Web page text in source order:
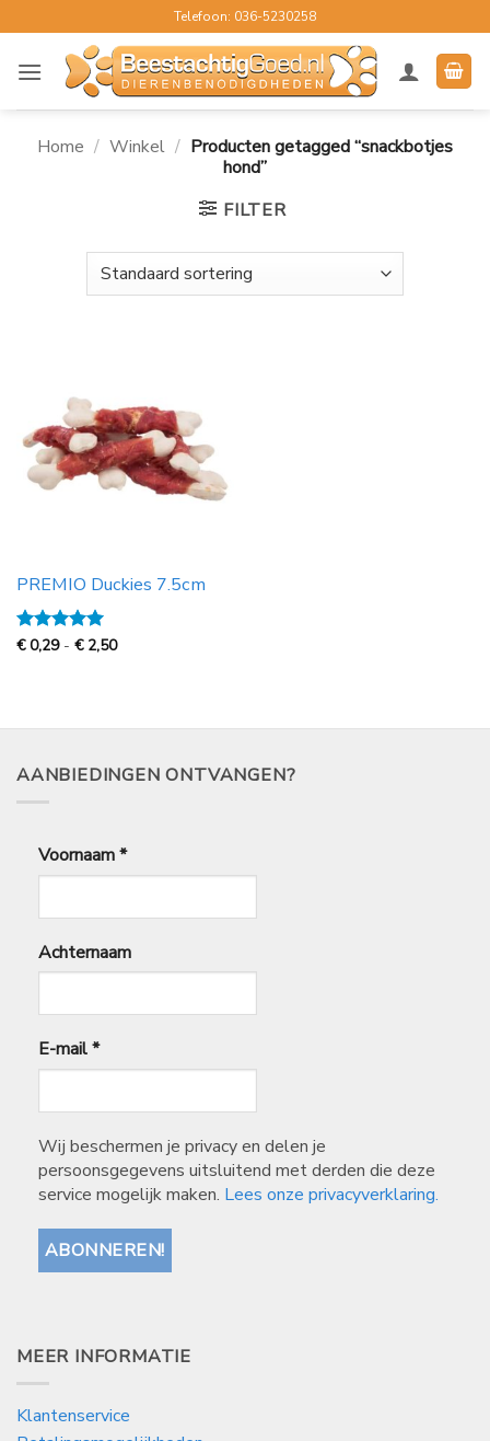
naar
inhoud
Telefoon: 036-5230258
Home / Winkel / Producten getagged “snackbotjes
hond”
FILTER
PREMIO Duckies 7.5cm
Gewaardeerd
€0,29 - € 2,50Prijsklasse:
AANBIEDINGEN ONTVANGEN?
Voornaam*
Achternaam
E-mail*
Wij beschermen je privacy en delen je
persoonsgegevens uitsluitend met derden die deze
service mogelijk maken. Lees onze privacyverklaring.
MEER INFORMATIE
Klantenservice